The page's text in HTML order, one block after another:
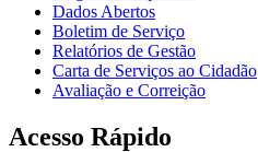
Dados Abertos
Boletim de Serviço
Relatórios de Gestão
Carta de Serviços ao Cidadão
Avaliação e Correição
Acesso Rápido